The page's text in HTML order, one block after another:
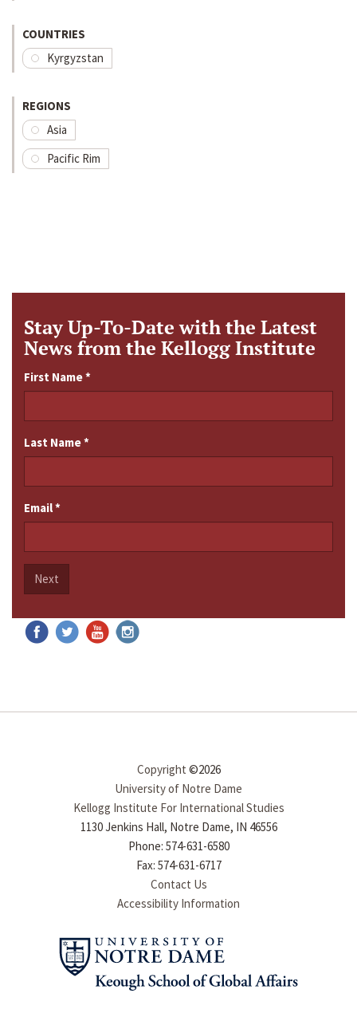
COUNTRIES
Kyrgyzstan
REGIONS
Asia
Pacific Rim
Stay Up-To-Date with the Latest
News from the Kellogg Institute
First Name*
Last Name*
Email*
Next
Copyright ©2026
University of Notre Dame
Kellogg Institute For International Studies
1130 Jenkins Hall, Notre Dame, IN 46556
Phone: 574-631-6580
Fax: 574-631-6717
Contact Us
Accessibility Information